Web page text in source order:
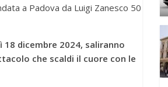
a Padova da Luigi Zanesco 50
18 dicembre 2024, saliranno
che scaldi il cuore con le